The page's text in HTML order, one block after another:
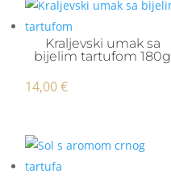
Kraljevski umak sa
bijelim tartufom 180g
14,00€